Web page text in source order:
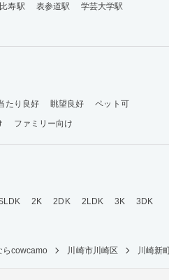
寿駅 表参道駅
学芸大学駅
たり良好 眺望良好
ペット可
ファミリー向け
2K 2DK 2LDK 3K
3DK
らcowcamo 川崎市川崎区 川崎新